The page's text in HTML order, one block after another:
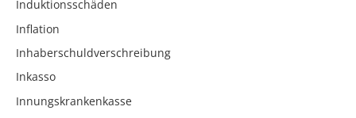
Induktionsschäden
Inflation
Inhaberschuldverschreibung
Inkasso
Innungskrankenkasse